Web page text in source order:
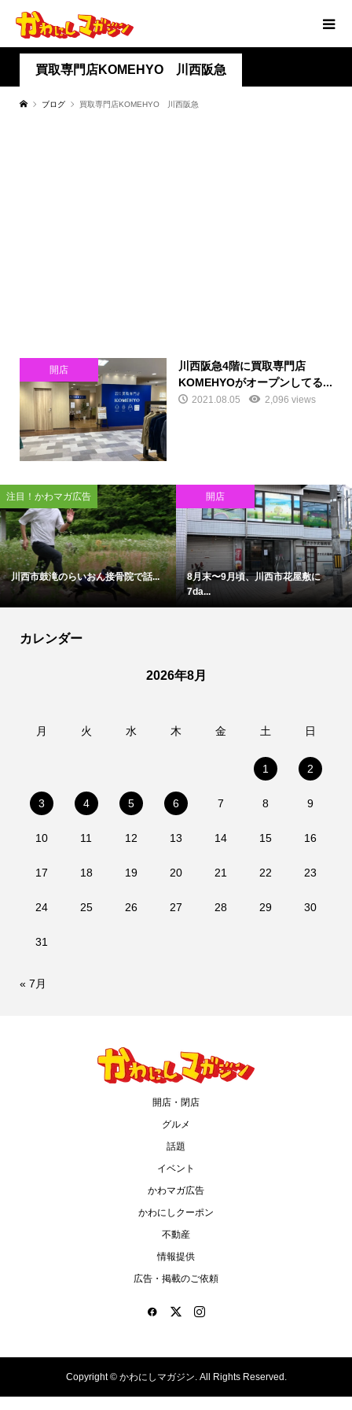
買取専門店KOMEHYO 川西阪急
ブログ 買取専門店KOMEHYO 川西阪急
開店
川西阪急4階に買取専門店
KOMEHYOがオープンしてる...
2021.08.05 2,096 views
注目！かわマガ広告
川西市鼓滝のらいおん接骨院で話...
開店
8月末〜9月頃、川西市花屋敷に
7da...
カレンダー
2026年8月
月 火 水 木 金 土 日
1 2
3 4 5 6 7 8 9
10 11 12 13 14 15 16
17 18 19 20 21 22 23
24 25 26 27 28 29 30
31
« 7月
開店・閉店
グルメ
話題
イベント
かわマガ広告
かわにしクーポン
不動産
情報提供
広告・掲載のご依頼
Copyright ©かわにしマガジン. All Rights Reserved.